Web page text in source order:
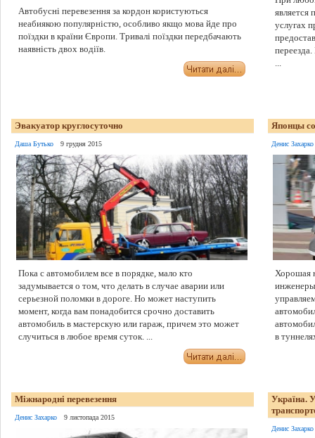
Автобусні перевезення за кордон користуються
неабиякою популярністю, особливо якщо мова йде про
поїздки в країни Європи. Тривалі поїздки передбачають
наявність двох водіїв.
является
услугах
...
Эвакуатор круглосуточно
Даша Бутько 9 грудня 2015
Пока с автомобилем все в порядке, мало кто
задумывается о том, что делать в случае аварии или
серьезной поломки в дороге. Но может наступить
момент, когда вам понадобится срочно доставить
автомобиль в мастерскую или гараж, причем это может
случиться в любое время суток. ...
Японцы
Денис Захарко
Хорошая
инженеры
в
Міжнародні перевезення
Денис Захарко 9 листопада 2015
Україна.
Денис Захарко